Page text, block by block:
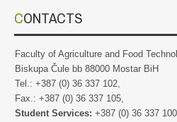
CONTACTS
Faculty of Agriculture and Food
Biskupa Čule bb 88000 Mostar BiH
Tel.: +387 (0) 36 337 102,
Fax.: +387 (0) 36 337 105,
Student Services: +387 (0) 36 337